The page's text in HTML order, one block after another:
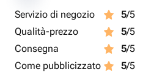
Servizio di negozio 5/5
Qualità-prezzo
5/5
Consegna
5/5
Come pubblicizzato
5/5